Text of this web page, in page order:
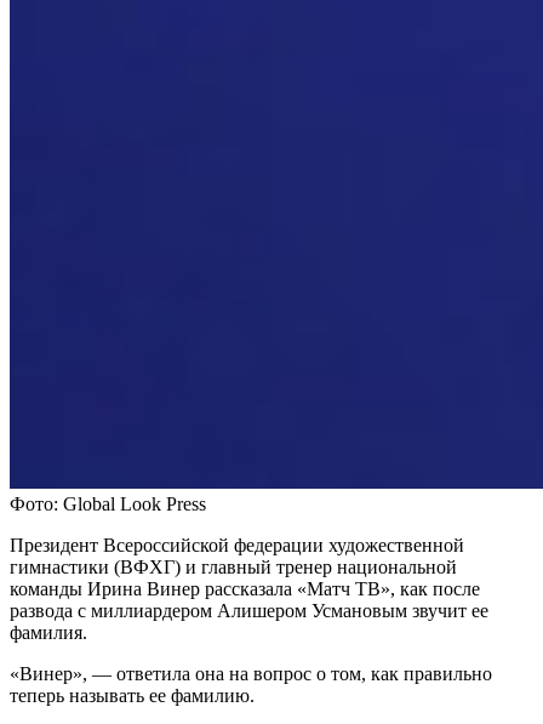
Фото: Global Look Press
Президент Всероссийской федерации художественной
гимнастики (ВФХГ) и главный тренер национальной
команды Ирина Винер рассказала «Матч ТВ», как после
развода с миллиардером Алишером Усмановым звучит ее
фамилия.
«Винер», — ответила она на вопрос о том, как правильно
теперь называть ее фамилию.